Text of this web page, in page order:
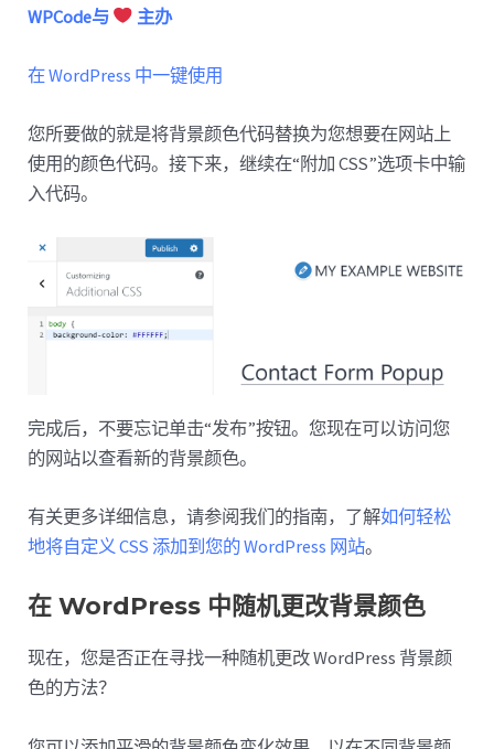
WPCode与 主办
在 WordPress 中一键使用
您所要做的就是将背景颜色代码替换为您想要在网站上
使用的颜色代码。接下来，继续在“附加 CSS”选项卡中输
入代码。
完成后，不要忘记单击“发布”按钮。您现在可以访问您
的网站以查看新的背景颜色。
有关更多详细信息，请参阅我们的指南，了解如何轻松
地将自定义 CSS 添加到您的 WordPress 网站。
在 WordPress 中随机更改背景颜色
现在，您是否正在寻找一种随机更改 WordPress 背景颜
色的方法？